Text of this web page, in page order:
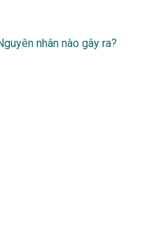
nhân nào gây ra?